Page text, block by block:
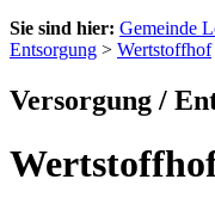
Sie sind hier: Gemeinde
Entsorgung > Wertstoffhof
Versorgung /